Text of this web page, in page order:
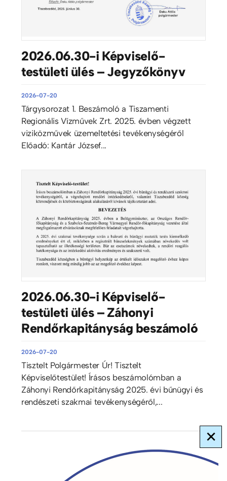
2026.06.30-i Képviselő-
testületi ülés – Jegyzőkönyv
2026-07-20
Tárgysorozat 1. Beszámoló a Tiszamenti
Regionális Vízművek Zrt. 2025. évben végzett
viziközművek üzemeltetési tevékenységéről
Előadó: Kantár József...
2026.06.30-i Képviselő-
testületi ülés – Záhonyi
Rendőrkapitányság beszámoló
2026-07-20
Tisztelt Polgármester Úr! Tisztelt
Képviselőtestület! Írásos beszámolómban a
Záhonyi Rendőrkapitányság 2025. évi bűnügyi és
rendészeti szakmai tevékenységéről,...
×